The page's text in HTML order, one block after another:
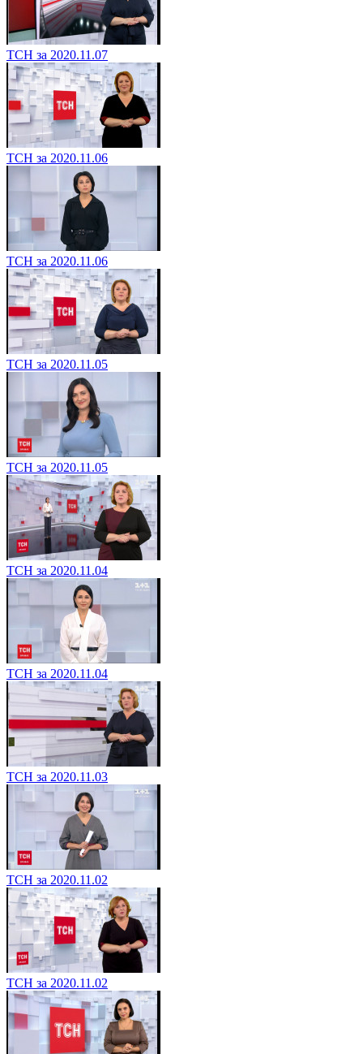
ТСН за 2020.11.07
ТСН за 2020.11.06
ТСН за 2020.11.06
ТСН за 2020.11.05
ТСН за 2020.11.05
ТСН за 2020.11.04
ТСН за 2020.11.04
ТСН за 2020.11.03
ТСН за 2020.11.02
ТСН за 2020.11.02